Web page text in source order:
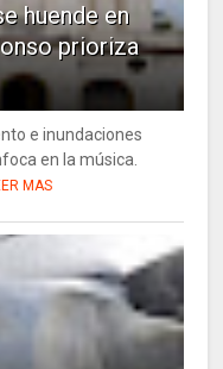
huende en
prioriza
e inundaciones
en la música.
MAS